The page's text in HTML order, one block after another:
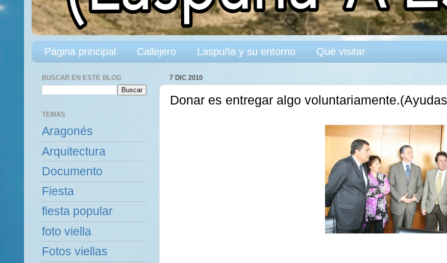
Página principal Callejero Laspuña y su entorno Qué visitar
7 DIC 2010
Donar es entregar algo
BUSCAR EN ESTE BLOG
TEMAS
Aragonés
Arquitectura
Documento
Fiesta
fiesta popular
foto viella
Fotos viellas